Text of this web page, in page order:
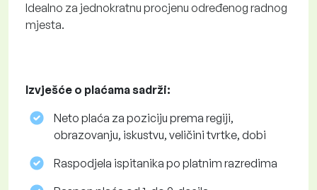
Idealno za jednokratnu procjenu određenog radnog
mjesta.
Izvješće o plaćama sadrži:
Neto plaća za poziciju prema regiji,
obrazovanju, iskustvu, veličini tvrtke, dobi
Raspodjela ispitanika po platnim razredima